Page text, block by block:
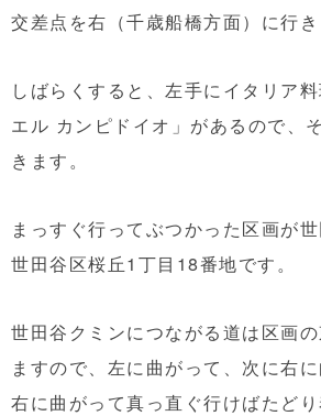
交差点を右（千歳船橋方面）に行き
しばらくすると、左手にイタリア
エル カンピドイオ」があるので、
きます。
まっすぐ行ってぶつかった区画が
世田谷区桜丘1丁目18番地です。
世田谷クミンにつながる道は区画
ますので、左に曲がって、次に右
右に曲がって真っ直ぐ行けばたどり